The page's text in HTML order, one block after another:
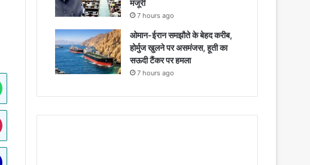
मंजूरी
7 hours ago
ओमान-ईरान समझौते के बेहद करीब,
होर्मुज खुलने पर असमंजस, हूती का
सऊदी टैंकर पर हमला
7 hours ago